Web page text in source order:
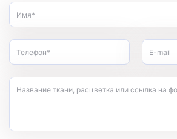
Имя*
Телефон* E-mail
Название ткани, расцветка или ссылка на